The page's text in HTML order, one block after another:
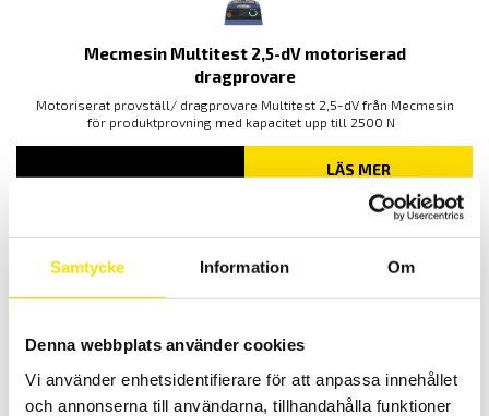
Samtycke Information Om
Denna webbplats använder cookies
Vi använder enhetsidentifierare för att anpassa innehållet
och annonserna till användarna, tillhandahålla funktioner
Mecmesin Multitest 2,5-dV motoriserad
dragprovare
Motoriserat provställ/ dragprovare Multitest 2,5-dV från Mecmesin
för produktprovning med kapacitet upp till 2500 N
LÄS MER
Relaterade produkter